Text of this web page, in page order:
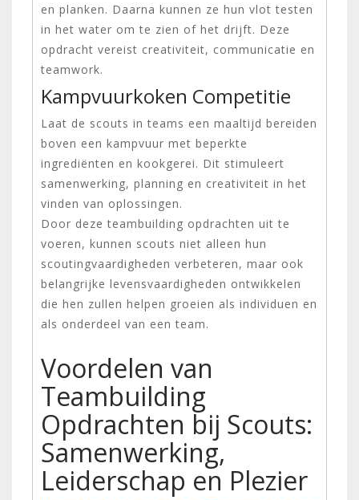
en planken. Daarna kunnen ze hun vlot testen
in het water om te zien of het drijft. Deze
opdracht vereist creativiteit, communicatie en
teamwork.
Kampvuurkoken Competitie
Laat de scouts in teams een maaltijd bereiden
boven een kampvuur met beperkte
ingrediënten en kookgerei. Dit stimuleert
samenwerking, planning en creativiteit in het
vinden van oplossingen.
Door deze teambuilding opdrachten uit te
voeren, kunnen scouts niet alleen hun
scoutingvaardigheden verbeteren, maar ook
belangrijke levensvaardigheden ontwikkelen
die hen zullen helpen groeien als individuen en
als onderdeel van een team.
Voordelen van
Teambuilding
Opdrachten bij Scouts:
Samenwerking,
Leiderschap en Plezier